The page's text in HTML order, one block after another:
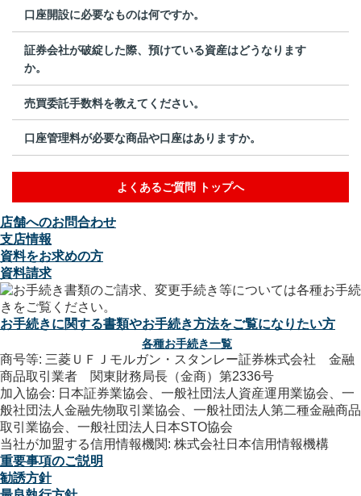
口座開設に必要なものは何ですか。
証券会社が破綻した際、預けている資産はどうなります
か。
売買委託手数料を教えてください。
口座管理料が必要な商品や口座はありますか。
よくあるご質問 トップへ
店舗へのお問合わせ
支店情報
資料をお求めの方
資料請求
お手続きに関する書類やお手続き方法をご覧になりたい方
各種お手続き一覧
商号等: 三菱ＵＦＪモルガン・スタンレー証券株式会社 金融
商品取引業者 関東財務局長（金商）第2336号
加入協会: 日本証券業協会、一般社団法人資産運用業協会、一
般社団法人金融先物取引業協会、一般社団法人第二種金融商品
取引業協会、一般社団法人日本STO協会
当社が加盟する信用情報機関: 株式会社日本信用情報機構
重要事項のご説明
勧誘方針